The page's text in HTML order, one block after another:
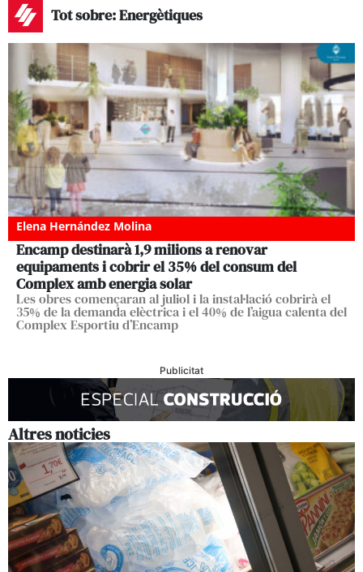
Tot sobre: Energètiques
Elena Hernández Molina
Encamp destinarà 1,9 milions a renovar
equipaments i cobrir el 35% del consum del
Complex amb energia solar
Les obres començaran al juliol i la instal·lació cobrirà el
35% de la demanda elèctrica i el 40% de l’aigua calenta del
Complex Esportiu d’Encamp
Publicitat
Altres noticies